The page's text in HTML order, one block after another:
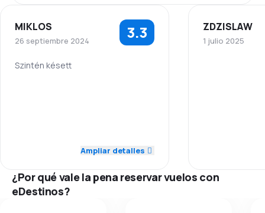
Red de conexiones 5.0
Precio del billete
MIKLOS
26 septiembre 2024 3.3
Szintén késett
Ampliar detalles
ZDZISLAW
1 julio 2025
¿Por qué vale la pena reservar vuelos con
eDestinos?